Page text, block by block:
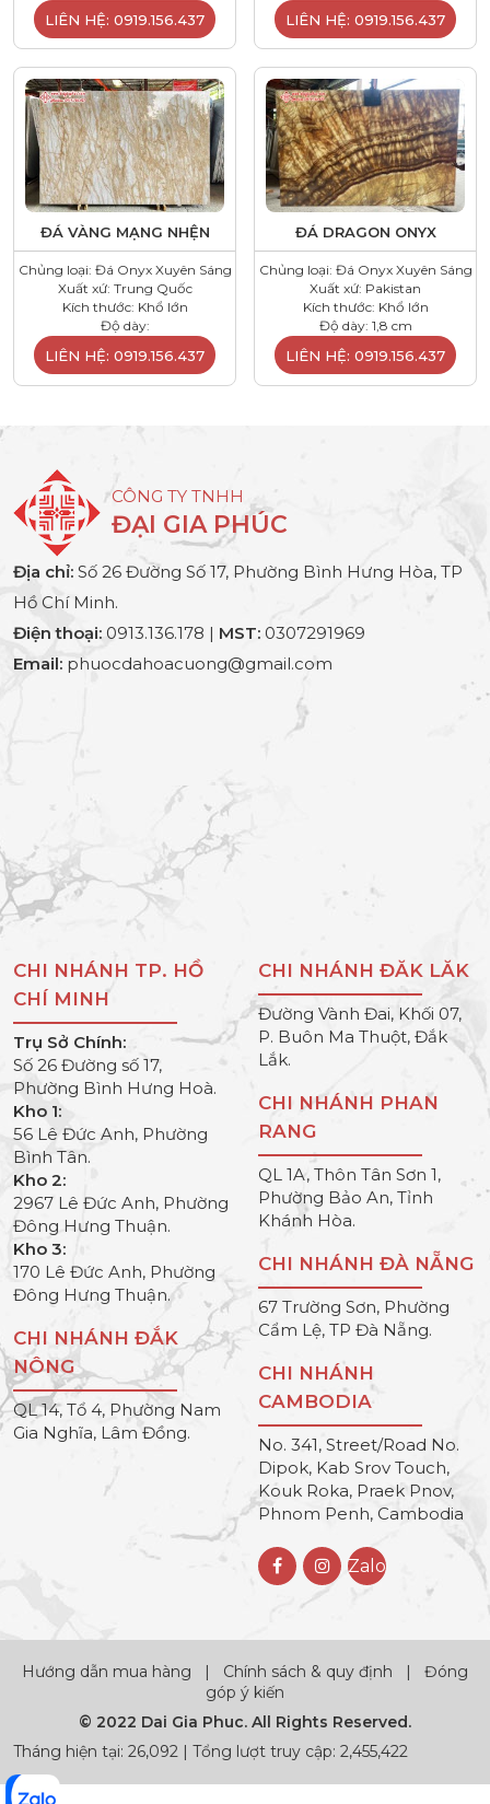
LIÊN HỆ: 0919.156.437 LIÊN HỆ: 0919.156.437
ĐÁ VÀNG MẠNG NHỆN
Chủng loại: Đá Onyx Xuyên Sáng
Xuất xứ: Trung Quốc
Kích thước: Khổ lớn
Độ dày:
LIÊN HỆ: 0919.156.437
ĐÁ DRAGON ONYX
Chủng loại: Đá Onyx Xuyên Sáng
Xuất xứ: Pakistan
Kích thước: Khổ lớn
Độ dày: 1,8 cm
LIÊN HỆ: 0919.156.437
CÔNG TY TNHH
ĐẠI GIA PHÚC
Địa chỉ: Số 26 Đường Số 17, Phường Bình Hưng Hòa, TP
Hồ Chí Minh.
Điện thoại: 0913.136.178 | MST: 0307291969
Email: phuocdahoacuong@gmail.com
CHI NHÁNH TP. HỒ
CHÍ MINH
Trụ Sở Chính:
Số 26 Đường số 17,
Phường Bình Hưng Hoà.
Kho 1:
56 Lê Đức Anh, Phường
Bình Tân.
Kho 2:
2967 Lê Đức Anh, Phường
Đông Hưng Thuận.
Kho 3:
170 Lê Đức Anh, Phường
Đông Hưng Thuận.
CHI NHÁNH ĐẮK
NÔNG
QL 14, Tổ 4, Phường Nam
Gia Nghĩa, Lâm Đồng.
CHI NHÁNH ĐĂK LĂK
Đường Vành Đai, Khối 07,
P. Buôn Ma Thuột, Đắk
Lắk.
CHI NHÁNH PHAN
RANG
QL 1A, Thôn Tân Sơn 1,
Phường Bảo An, Tỉnh
Khánh Hòa.
CHI NHÁNH ĐÀ NẴNG
67 Trường Sơn, Phường
Cẩm Lệ, TP Đà Nẵng.
CHI NHÁNH
CAMBODIA
No. 341, Street/Road No.
Dipok, Kab Srov Touch,
Kouk Roka, Praek Pnov,
Phnom Penh, Cambodia
Zalo
Hướng dẫn mua hàng | Chính sách & quy định | Đóng
góp ý kiến
© 2022 Dai Gia Phuc. All Rights Reserved.
Tháng hiện tại: 26,092 | Tổng lượt truy cập: 2,455,422